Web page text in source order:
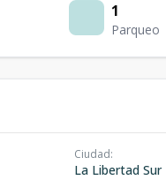
1
Parqueo
Ciudad:
La Libertad Sur